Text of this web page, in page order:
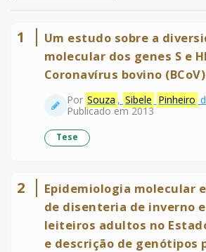
1
Um estudo sobre a
molecular dos genes S e
Coronavírus bovino (BCoV)
Por Souza , Sibele Pinheiro
Publicado em 2013
Tese
2
Epidemiologia molecular
de disenteria de inverno
leiteiros adultos no
e descrição de genótipos